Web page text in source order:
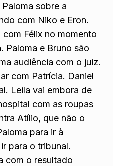
sobre a
com Niko e Eron.
Félix no momento
Paloma e Bruno são
audiência com o juiz.
com Patrícia. Daniel
Leila vai embora de
com as roupas
Atílio, que não o
para ir à
para o tribunal.
com o resultado